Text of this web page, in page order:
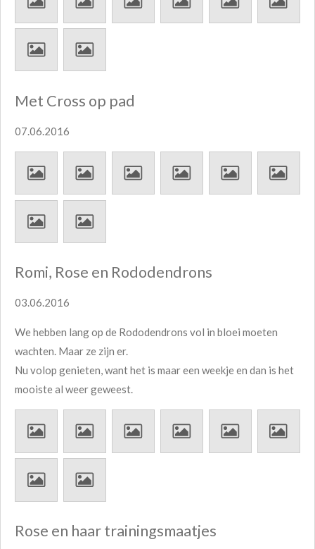
Met Cross op pad
07.06.2016
Romi, Rose en Rododendrons
03.06.2016
We hebben lang op de Rododendrons vol in bloei moeten
wachten. Maar ze zijn er.
Nu volop genieten, want het is maar een weekje en dan is het
mooiste al weer geweest.
Rose en haar trainingsmaatjes